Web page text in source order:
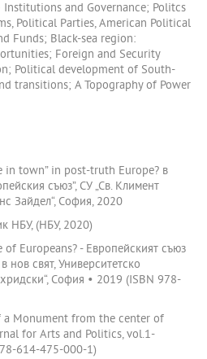
and Governance; Politcs
Political Parties, American Political
Funds; Black-sea region:
Foreign and Security
Political development of South-
transitions; A Topography of Power
in town” in post-truth Europe? в
съюз”, СУ „Св. Климент
Зайдел“, София, 2020
НБУ, (НБУ, 2020)
Europeans? - Европейският съюз
нов свят, Университетско
София • 2019 (ISBN 978-
Monument from the center of
for Arts and Politics, vol.1-
614-475-000-1)